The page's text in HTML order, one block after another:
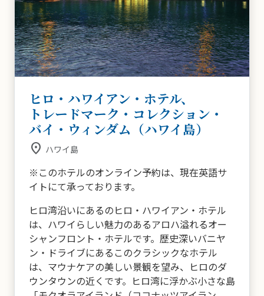
ヒロ・ハワイアン・ホテル、
トレードマーク・コレクション・
バイ・ウィンダム（ハワイ島）
place ハワイ島
※このホテルのオンライン予約は、現在英語サ
イトにて承っております。
ヒロ湾沿いにあるのヒロ・ハワイアン・ホテル
は、ハワイらしい魅力のあるアロハ溢れるオー
シャンフロント・ホテルです。歴史深いバニヤ
ン・ドライブにあるこのクラシックなホテル
は、マウナケアの美しい景観を望み、ヒロのダ
ウンタウンの近くです。ヒロ湾に浮かぶ小さな島